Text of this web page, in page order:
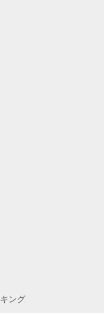
ング